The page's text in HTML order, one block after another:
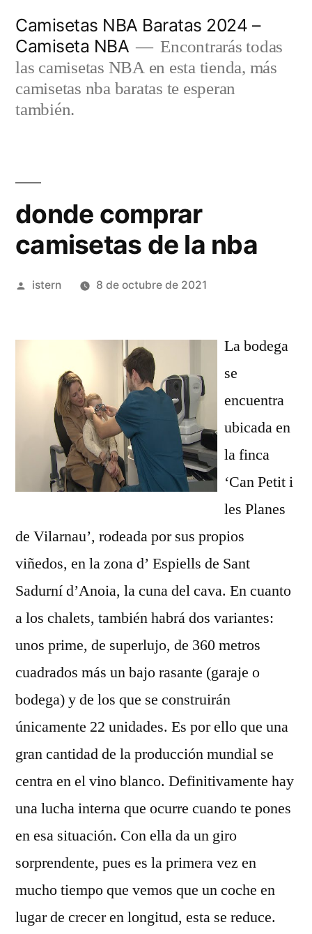
contenido
Camisetas NBA Baratas 2024 –
Camiseta NBA
Encontrarás todas
las camisetas NBA en esta tienda, más
camisetas nba baratas te esperan
también.
donde comprar
camisetas de la nba
Publicado
istern 8 de octubre de 2021
La bodega
se
encuentra
ubicada en
la finca
‘Can Petit i
les Planes
de Vilarnau’, rodeada por sus propios
viñedos, en la zona d’ Espiells de Sant
Sadurní d’Anoia, la cuna del cava. En cuanto
a los chalets, también habrá dos variantes:
unos prime, de superlujo, de 360 metros
cuadrados más un bajo rasante (garaje o
bodega) y de los que se construirán
únicamente 22 unidades. Es por ello que una
gran cantidad de la producción mundial se
centra en el vino blanco. Definitivamente hay
una lucha interna que ocurre cuando te pones
en esa situación. Con ella da un giro
sorprendente, pues es la primera vez en
mucho tiempo que vemos que un coche en
lugar de crecer en longitud, esta se reduce.